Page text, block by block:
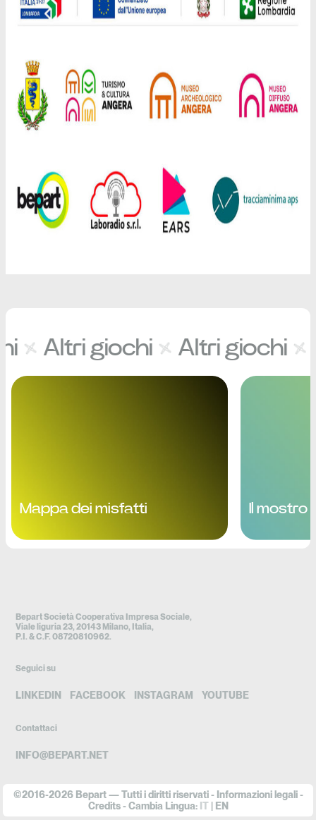
Altri giochi Altri giochi
Mappa dei misfatti Il mostro
Bepart Società Cooperativa Impresa Sociale,
Viale liguria 23, 20143 Milano, Italia,
P.I. & C.F. 08720810962.
Seguici su
LINKEDIN FACEBOOK INSTAGRAM YOUTUBE
Contattaci
INFO@BEPART.NET
©2016-2026 Bepart — Tutti i diritti riservati - Informazioni legali-
Credits- Cambia Lingua: IT EN